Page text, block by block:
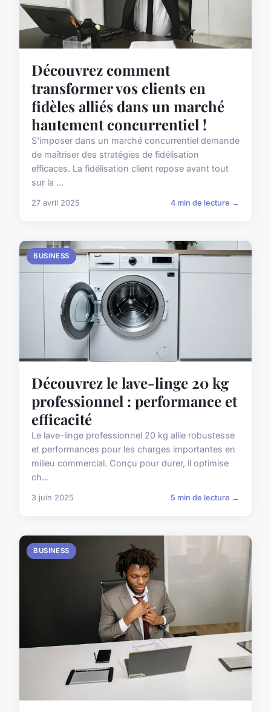
Découvrez comment
transformer vos clients en
fidèles alliés dans un marché
hautement concurrentiel !
S'imposer dans un marché concurrentiel demande
de maîtriser des stratégies de fidélisation
efficaces. La fidélisation client repose avant tout
sur la ...
27 avril 2025 4 min de lecture →
BUSINESS
Découvrez le lave-linge 20 kg
professionnel : performance et
efficacité
Le lave-linge professionnel 20 kg allie robustesse
et performances pour les charges importantes en
milieu commercial. Conçu pour durer, il optimise
ch...
3 juin 2025 5 min de lecture →
BUSINESS